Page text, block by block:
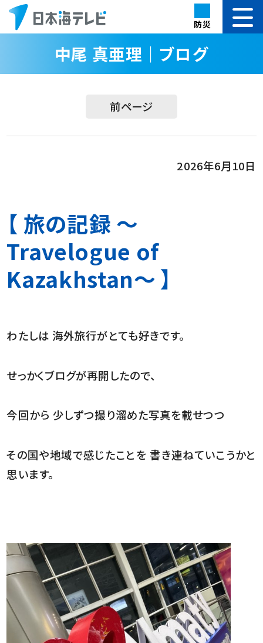
防災
中尾 真亜理｜ブログ
前ページ
2026年6月10日
【 旅の記録 ～
Travelogue of
Kazakhstan～ 】
わたしは 海外旅行がとても好きです。
せっかくブログが再開したので、
今回から 少しずつ撮り溜めた写真を載せつつ
その国や地域で感じたことを 書き連ねていこうかと
思います。